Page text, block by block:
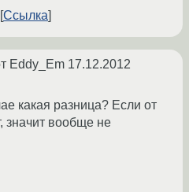
Ссылка
Eddy_Em 17.12.2012
какая разница? Если от
значит вообще не